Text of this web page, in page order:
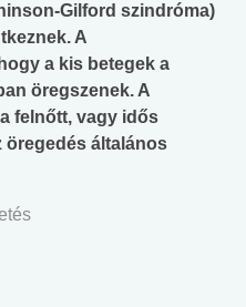
Gilford szindróma)
A
a kis betegek a
öregszenek. A
felnőtt, vagy idős
öregedés általános